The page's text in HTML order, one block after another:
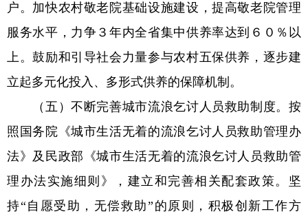
户。加快农村敬老院基础设施建设，提高敬老院管理
服务水平，力争３年内全省集中供养率达到６０％以
上。鼓励和引导社会力量参与农村五保供养，逐步建
立起多元化投入、多形式供养的保障机制。
（五）不断完善城市流浪乞讨人员救助制度。按
照国务院《城市生活无着的流浪乞讨人员救助管理办
法》及民政部《城市生活无着的流浪乞讨人员救助管
理办法实施细则》，建立和完善相关配套政策。坚
持“自愿受助，无偿救助”的原则，积极创新工作方